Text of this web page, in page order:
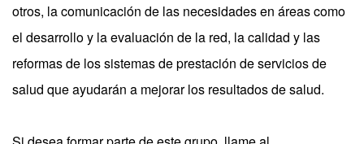
otros, la comunicación de las necesidades en áreas como
el desarrollo y la evaluación de la red, la calidad y las
reformas de los sistemas de prestación de servicios de
salud que ayudarán a mejorar los resultados de salud.